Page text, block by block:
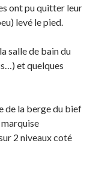
ont pu quitter leur
levé le pied.
salle de bain du
et quelques
de la berge du bief
marquise
2 niveaux coté